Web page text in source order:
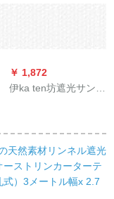
￥ 1,872
伊ka ten坊遮光サンバ
カーターストUVカー
ターターテ洋風モダ
カカーターテテリー
ズジオ特价紫4.2メテ